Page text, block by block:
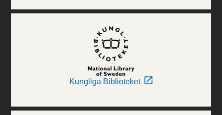
Kungliga Biblioteket